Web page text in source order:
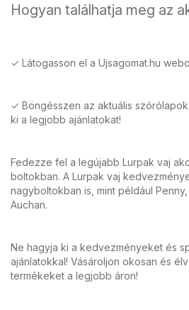
Hogyan találhatja meg az
✓ Látogasson el a Ujsagomat.hu
✓ Böngésszen az aktuális
ki a legjobb ajánlatokat!
Fedezze fel a legújabb Lurpak vaj
boltokban. A Lurpak vaj
nagyboltokban is, mint például Penny,
Auchan.
Ne hagyja ki a kedvezményeket és
ajánlatokkal! Vásároljon okosan és
termékeket a legjobb áron!